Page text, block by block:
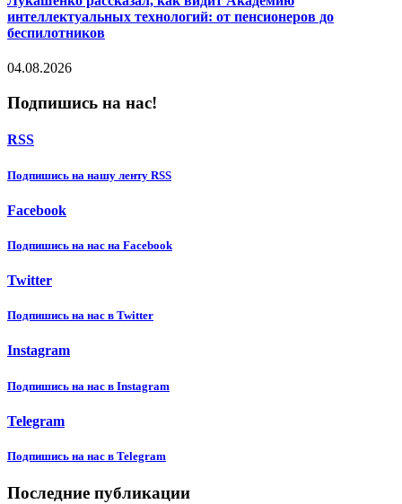
интеллектуальных технологий: от пенсионеров до
беспилотников
04.08.2026
Подпишись на нас!
RSS
Подпишиcь на нашу ленту RSS
Facebook
Подпишиcь на нас на Facebook
Twitter
Подпишиcь на нас в Twitter
Instagram
Подпишиcь на нас в Instagram
Telegram
Подпишиcь на нас в Telegram
Последние публикации